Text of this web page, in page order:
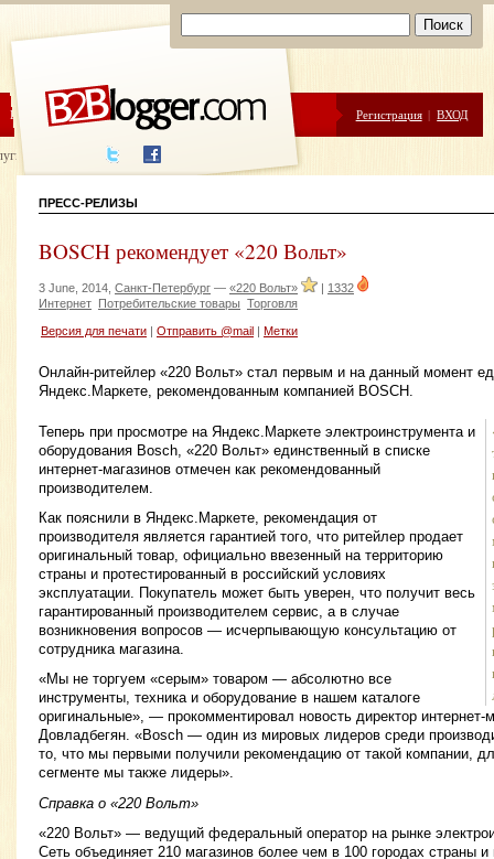
ЦЕНЫ ПОМОЩЬ Регистрация | ВХОД
написания
ПРЕСС-РЕЛИЗЫ
BOSCH рекомендует «220 Вольт»
3 June, 2014, Санкт-Петербург — «220 Вольт» | 1332
Интернет Потребительские товары Торговля
Версия для печати Отправить @mail Метки
Онлайн-ритейлер «220 Вольт» стал первым и на данный момент
Яндекс.Маркете, рекомендованным компанией BOSCH.
Теперь при просмотре на Яндекс.Маркете электроинструмента и
оборудования Bosch, «220 Вольт» единственный в списке
интернет-магазинов отмечен как рекомендованный
производителем.
Как пояснили в Яндекс.Маркете, рекомендация от
производителя является гарантией того, что ритейлер продает
оригинальный товар, официально ввезенный на территорию
страны и протестированный в российский условиях
эксплуатации. Покупатель может быть уверен, что получит весь
гарантированный производителем сервис, а в случае
возникновения вопросов — исчерпывающую консультацию от
сотрудника магазина.
«Мы не торгуем «серым» товаром — абсолютно все
инструменты, техника и оборудование в нашем каталоге
оригинальные», — прокомментировал новость директор интернет-
Довладбегян. «Bosch — один из мировых лидеров среди
то, что мы первыми получили рекомендацию от такой компании,
сегменте мы также лидеры».
Справка о «220 Вольт»
«220 Вольт» — ведущий федеральный оператор на рынке
Сеть объединяет 210 магазинов более чем в 100 городах страны